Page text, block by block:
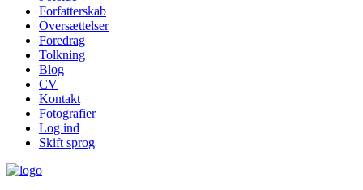
Forfatterskab
Oversættelser
Foredrag
Tolkning
Blog
CV
Kontakt
Fotografier
Log ind
Skift sprog